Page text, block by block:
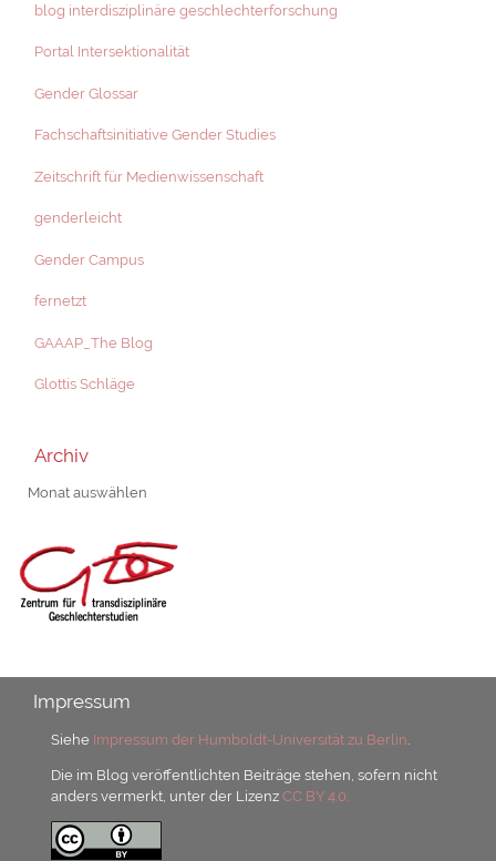
blog interdisziplinäre geschlechterforschung
Portal Intersektionalität
Gender Glossar
Fachschaftsinitiative Gender Studies
Zeitschrift für Medienwissenschaft
genderleicht
Gender Campus
fernetzt
GAAAP_The Blog
Glottis Schläge
Archiv
Archiv
Impressum
Siehe Impressum der Humboldt-Universität zu Berlin
Die im Blog veröffentlichten Beiträge stehen, sofern nicht
anders vermerkt, unter der LizenzCC BY 4.0.